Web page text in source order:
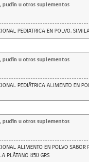
pudín u otros suplementos
PEDIATRICA EN POLVO,
pudín u otros suplementos
PEDIÁTRICA ALIMENTO EN
pudín u otros suplementos
ALIMENTO EN POLVO SABOR
PLÁTANO 850 GRS